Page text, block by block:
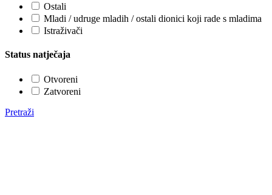
Ostali
Mladi / udruge mladih / ostali dionici koji rade s mladima
Istraživači
Status natječaja
Otvoreni
Zatvoreni
Pretraži